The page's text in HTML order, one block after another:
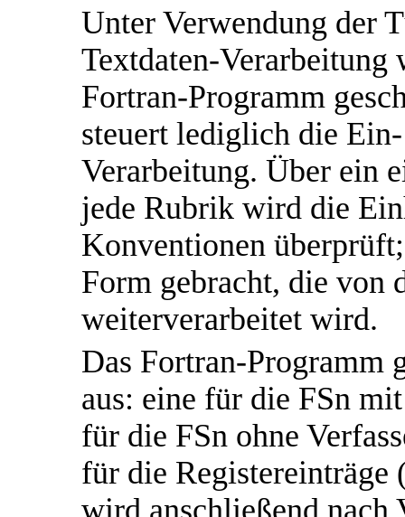
Unter Verwendung der
Textdaten-Verarbeitung
Fortran-Programm
steuert lediglich die
Verarbeitung. Über ein
jede Rubrik wird die
Konventionen
Form gebracht, die von
weiterverarbeitet wird.
Das Fortran-Programm
aus: eine für die FSn
für die FSn ohne
für die